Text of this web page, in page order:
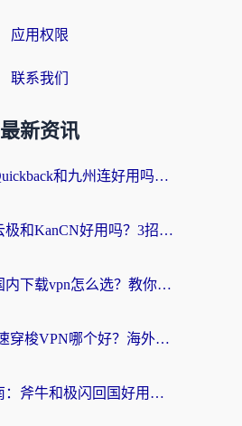
应用权限
联系我们
最新资讯
海外党必看：Quickback和九州连好用吗？3步选对回国加速器实现无缝刷国内资源
海外党必看：云极和KanCN好用吗？3招教你选对回国加速器（附免费VPN避坑指南）
海外党必看：国内下载vpn怎么选？教你无缝访问国内资源的实用指南
Quickback和极速穿梭VPN哪个好？海外党亲测3招选对回国加速器，看这篇就够了
海外党避坑指南：斧牛和极闪回国好用吗？选对加速器才能无缝刷剧玩游戏